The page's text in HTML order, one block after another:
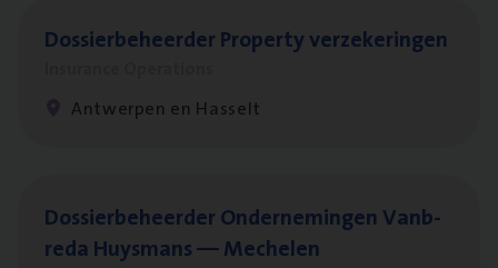
Dos­sier­be­heer­der Pro­per­ty verzekeringen
Antwerpen en Hasselt
Dos­sier­be­heer­der Onder­ne­min­gen Van­b­
re­da Huys­mans — Mechelen